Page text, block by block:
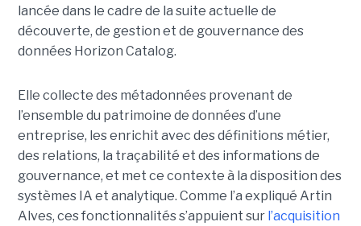
lancée dans le cadre de la suite actuelle de
découverte, de gestion et de gouvernance des
données Horizon Catalog.
Elle collecte des métadonnées provenant de
l’ensemble du patrimoine de données d’une
entreprise, les enrichit avec des définitions métier,
des relations, la traçabilité et des informations de
gouvernance, et met ce contexte à la disposition des
systèmes IA et analytique. Comme l’a expliqué Artin
Alves, ces fonctionnalités s’appuient sur l’acquisition